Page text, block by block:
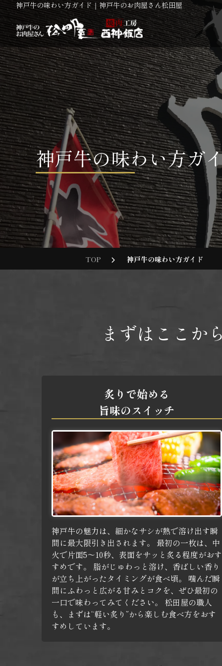
神戸牛の味わい方ガイド｜神戸牛のお肉屋さん松田屋
神戸牛の味わい方ガ
TOP 神戸牛の味わい方ガイド
まずはここか
炙りで始める
旨味のスイッチ
神戸牛の魅力は、細かなサシが熱で溶け出す瞬
間に最大限引き出されます。
最初の一枚は、中
火で片面5～10秒、表面をサッと炙る程度がおす
すめです。
脂がじゅわっと溶け、香ばしい香り
が立ち上がったタイミングが食べ頃。
噛んだ瞬
間にふわっと広がる甘みとコクを、ぜひ最初の
一口で味わってみてください。
松田屋の職人
も、まずは“軽い炙り”から楽しむ食べ方をおす
すめしています。